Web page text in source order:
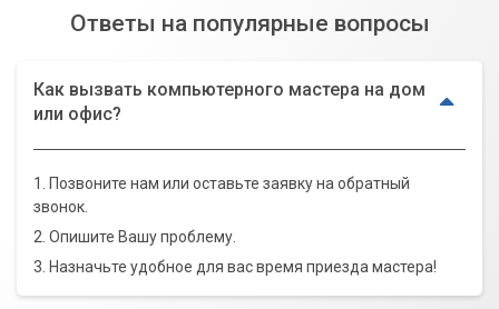
Ответы на популярные вопросы
Как вызвать компьютерного мастера на дом
или офис?
1. Позвоните нам или оставьте заявку на обратный
звонок.
2. Опишите Вашу проблему.
3. Назначьте удобное для вас время приезда мастера!